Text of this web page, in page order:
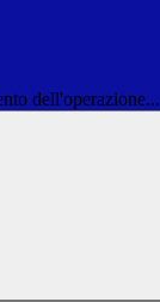
dell'operazione...